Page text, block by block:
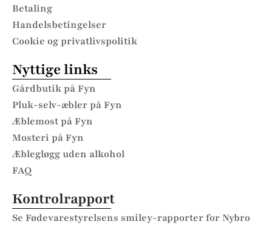
Betaling
Handelsbetingelser
Cookie og privatlivspolitik
Nyttige links
Gårdbutik på Fyn
Pluk-selv-æbler på Fyn
Æblemost på Fyn
Mosteri på Fyn
Æblegløgg uden alkohol
FAQ
Kontrolrapport
Se Fødevarestyrelsens smiley-rapporter for Nybro